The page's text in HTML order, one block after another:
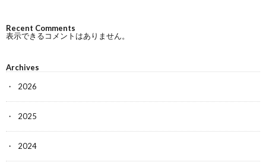
Recent Comments
表示できるコメントはありません。
Archives
2026
2025
2024